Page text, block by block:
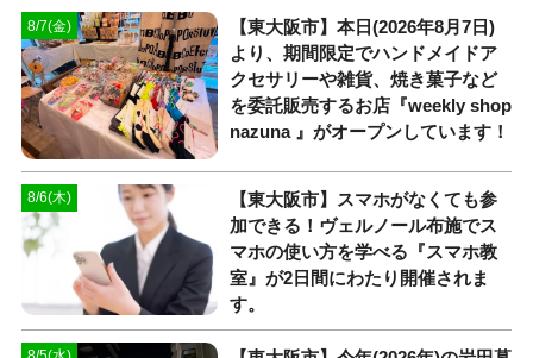
8/7(金)
【東大阪市】本日(2026年8月7日)
より、期間限定でハンドメイドア
クセサリーや雑貨、焼き菓子など
を委託販売するお店『weekly shop
nazuna 』がオープンしています！
8/6(木)
【東大阪市】スマホがなくても参
加できる！ヴェルノール布施でス
マホの使い方を学べる『スマホ教
室』が2日間にわたり開催されま
す。